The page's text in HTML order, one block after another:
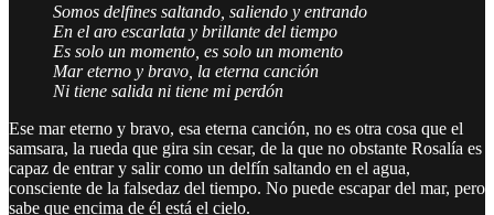
Somos delfines saltando, saliendo y entrando
En el aro escarlata y brillante del tiempo
Es solo un momento, es solo un momento
Mar eterno y bravo, la eterna canción
Ni tiene salida ni tiene mi perdón
Ese mar eterno y bravo, esa eterna canción, no es otra cosa que el
samsara, la rueda que gira sin cesar, de la que no obstante Rosalía es
capaz de entrar y salir como un delfín saltando en el agua,
consciente de la falsedaz del tiempo. No puede escapar del mar, pero
sabe que encima de él está el cielo.